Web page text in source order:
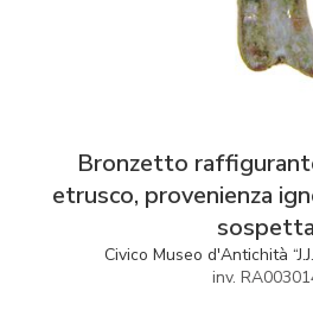
Bronzetto
etrusco, provenienza
sospetta
Civico Museo d'Antichità
inv.